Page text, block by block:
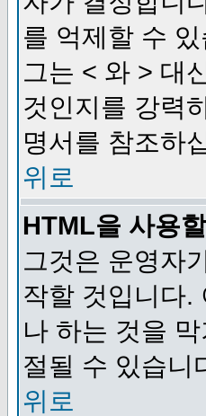
를 억제할 수
그는 < 와 > 대
것인지를 강력
명서를 참조하
위로
HTML을 사용
그것은 운영자
작할 것입니다.
나 하는 것을
절될 수 있습니
위로